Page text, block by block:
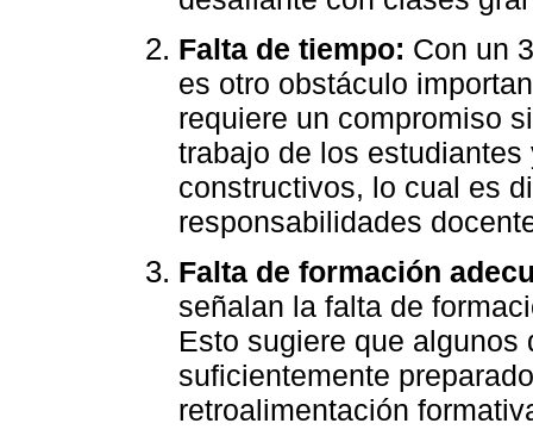
Falta de tiempo: Con un
es otro obstáculo
requiere un compromiso
trabajo de los
constructivos, lo cual es
responsabilidades
Falta de formación
señalan la falta de
Esto sugiere que
suficientemente
retroalimentación